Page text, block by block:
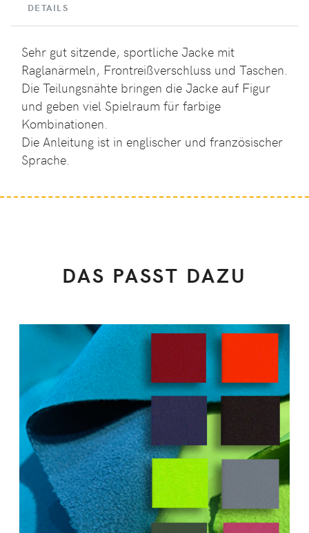
DETAILS
Sehr gut sitzende, sportliche Jacke mit
Raglanärmeln, Frontreißverschluss und Taschen.
Die Teilungsnähte bringen die Jacke auf Figur
und geben viel Spielraum für farbige
Kombinationen.
Die Anleitung ist in englischer und französischer
Sprache.
DAS PASST DAZU